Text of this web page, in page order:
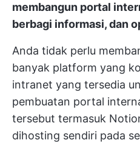
membangun portal
berbagi informasi, dan
Anda tidak perlu
banyak platform yang
intranet yang tersedia
pembuatan portal
tersebut termasuk
dihosting sendiri pada